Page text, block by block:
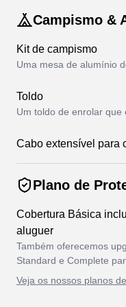
Campismo &
Kit de campismo
Uma mesa de alumínio
Toldo
Um toldo de enrolar
Cabo extensível para
Plano de
Cobertura Básica
aluguer
Também oferecemos
Standard e Complete
Veja os nossos planos